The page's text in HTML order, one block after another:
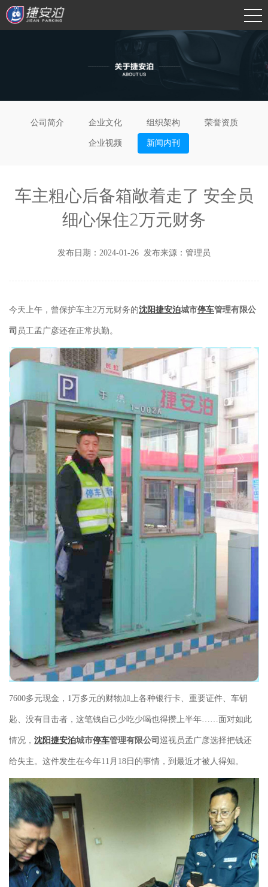
公司简介 企业文化 组织架构 荣誉资质
企业视频 新闻内刊
车主粗心后备箱敞着走了 安全员
细心保住2万元财务
发布日期：2024-01-26 发布来源：管理员
今天上午，曾保护车主2万元财务的沈阳捷安泊城市停车管理有限公
司 员工孟广彦还在正常执勤。
7600多元现金，1万多元的财物加上各种银行卡、重要证件、车钥
匙、没有目击者，这笔钱自己少吃少喝也得攒上半年……面对如此
情况， 沈阳捷安泊城市停车管理有限公司 巡视员孟广彦选择把钱还
给失主。这件发生在今年11月18日的事情，到最近才被人得知。